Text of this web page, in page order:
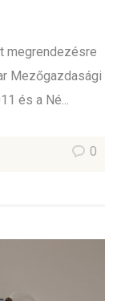
megrendezésre
Mezőgazdasági
és a Né...
0